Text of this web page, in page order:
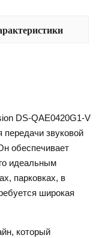
DS-QAE0420G1-V
звуковой
обеспечивает
идеальным
парковках, в
широкая
который